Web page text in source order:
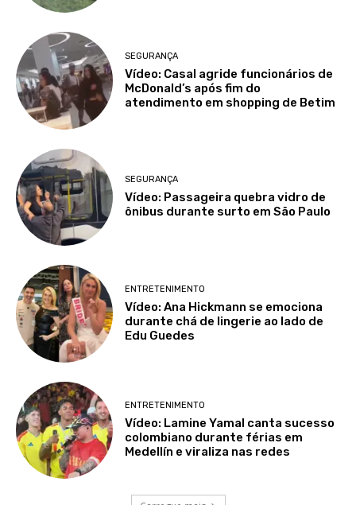
SEGURANÇA
Vídeo: Casal agride funcionários de
McDonald’s após fim do
atendimento em shopping de Betim
SEGURANÇA
Vídeo: Passageira quebra vidro de
ônibus durante surto em São Paulo
ENTRETENIMENTO
Vídeo: Ana Hickmann se emociona
durante chá de lingerie ao lado de
Edu Guedes
ENTRETENIMENTO
Vídeo: Lamine Yamal canta sucesso
colombiano durante férias em
Medellín e viraliza nas redes